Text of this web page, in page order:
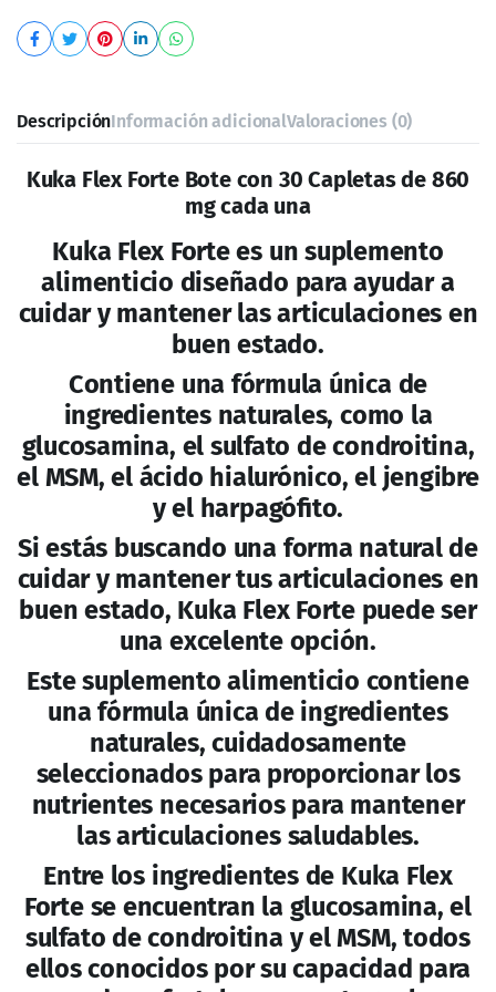
Sulfato de Condroitina
Thuja
Corteza de Sauce
Aloe vera
Té Verde
Harpagofito
Modo de Empleo:
Tomar una capleta cada 12 horas con
suficiente agua
ESTE PRODUCTO NO ES UN MEDICAMENTO
CONSULTE A SU MÉDICO
NO ADMINISTRARSE DURANTE EL EMBARAZO Y/O
NO SUMINISTRARSE A MENORES DE EDAD
EL CONSUMO DE ESTE PRODUCTO ES RESPONSABILIDAD DE
QUIEN LO RECOMIENDA Y DE QUIEN LO CONSUMA.
Productos Relacionados
Ultra Bon – Suplemento
para dolor de huesos
$150.00- $190.00
CurmaFort Nat con
Colágeno
$165.00 -$205.00